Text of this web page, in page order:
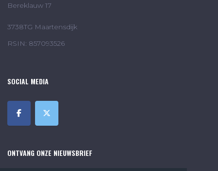
Bereklauw 17
3738TG Maartensdijk
RSIN: 857093526
SOCIAL MEDIA
ONTVANG ONZE NIEUWSBRIEF